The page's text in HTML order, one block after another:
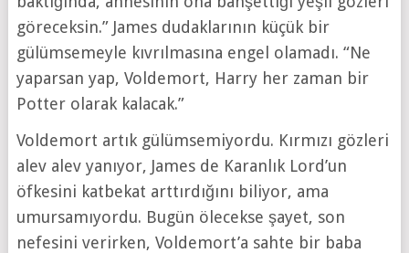
göreceksin.” James dudaklarının küçük bir
gülümsemeyle kıvrılmasına engel olamadı. “Ne
yaparsan yap, Voldemort, Harry her zaman bir
Potter olarak kalacak.”
Voldemort artık gülümsemiyordu. Kırmızı gözleri
alev alev yanıyor, James de Karanlık Lord’un
öfkesini katbekat arttırdığını biliyor, ama
umursamıyordu. Bugün ölecekse şayet, son
nefesini verirken, Voldemort’a sahte bir baba